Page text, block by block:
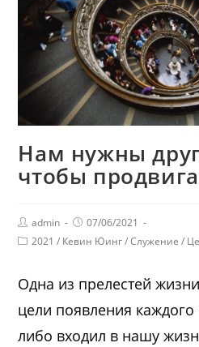
Нам нужны
чтобы
admin
07/06/2021
2021 / Кевин Юинг / Служение /
Одна из прелестей
цели появления каждого
либо входил в нашу